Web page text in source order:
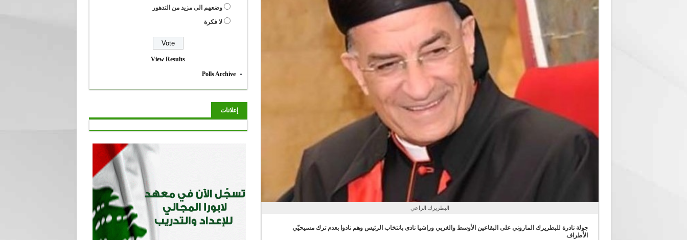
البطريرك الراعي
جولة نادرة للبطريرك الماروني على البقاعين الأوسط والغربي وراشيا نادى بانتخاب الرئيس وهم نادوا بعدم ترك مسيحيّي
الأطراف
وضعهم الى مزيد من التدهور
لا فكرة
View Results
Polls Archive
إعلانات